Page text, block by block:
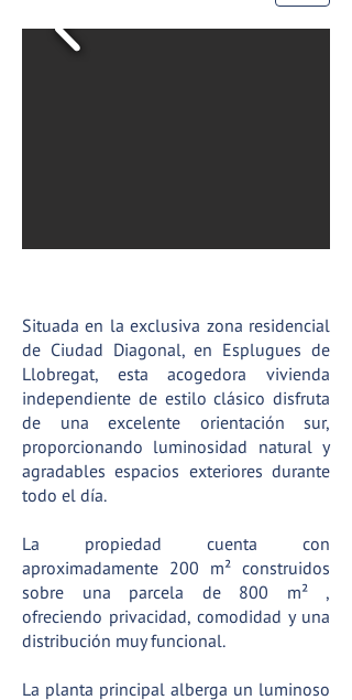
Situada en la exclusiva zona residencial
de Ciudad Diagonal, en Esplugues de
Llobregat, esta acogedora vivienda
independiente de estilo clásico disfruta
de una excelente orientación sur,
proporcionando luminosidad natural y
agradables espacios exteriores durante
todo el día.
La propiedad cuenta con
aproximadamente 200 m² construidos
sobre una parcela de 800 m² ,
ofreciendo privacidad, comodidad y una
distribución muy funcional.
La planta principal alberga un luminoso